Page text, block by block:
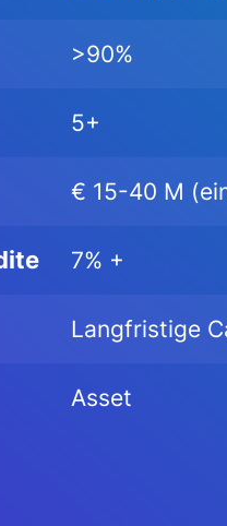
>90%
5+
€ 15-40 M
7% +
Langfristige
Asset